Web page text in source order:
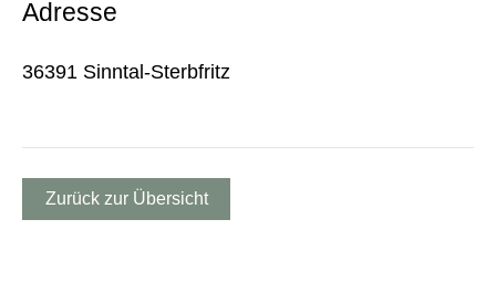
Adresse
36391 Sinntal-Sterbfritz
Zurück zur Übersicht